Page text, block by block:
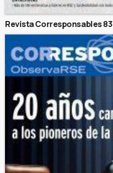
Revista Corresponsables 83